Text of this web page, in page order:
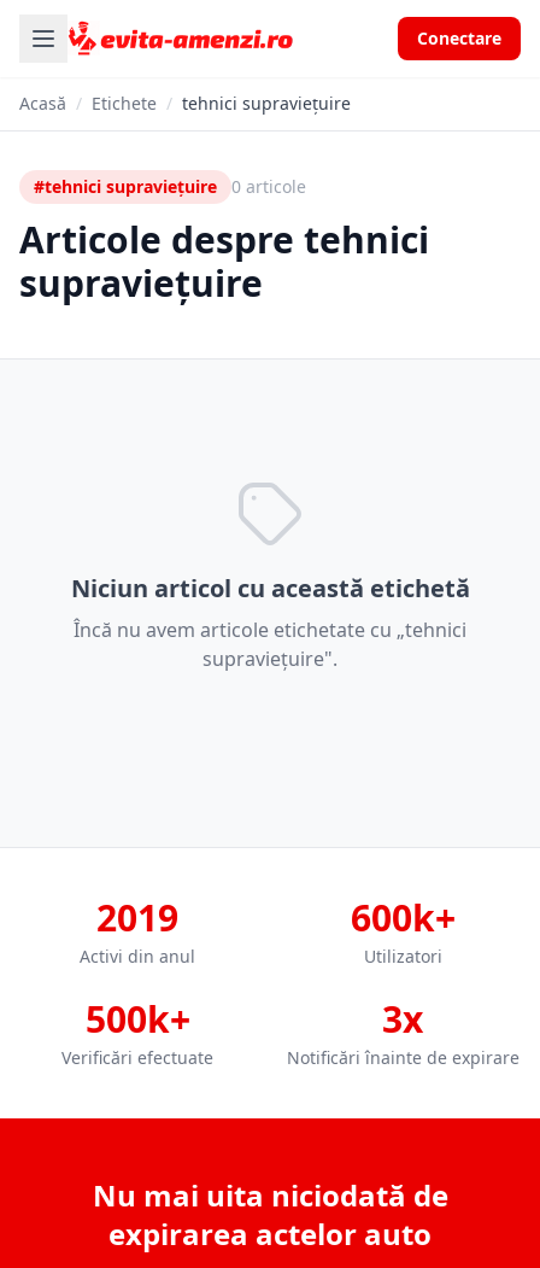
Conectare
Acasă / Etichete / tehnici supraviețuire
#tehnici supraviețuire 0 articole
Articole despre tehnici
supraviețuire
Niciun articol cu această etichetă
Încă nu avem articole etichetate cu „tehnici
supraviețuire".
2019
Activi din anul
600k+
Utilizatori
500k+
Verificări efectuate
3x
Notificări înainte de expirare
Nu mai uita niciodată de
expirarea actelor auto